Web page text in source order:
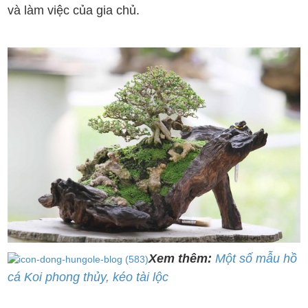
và làm việc của gia chủ.
Xem thêm:Một số mẫu hồ
cá Koi phong thủy, kéo tài lộc